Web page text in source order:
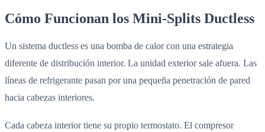
Cómo Funcionan los Mini-Splits Ductless
Un sistema ductless es una bomba de calor con una estrategia
diferente de distribución interior. La unidad exterior sale afuera. Las
líneas de refrigerante pasan por una pequeña penetración de pared
hacia cabezas interiores.
Cada cabeza interior tiene su propio termostato. El compresor